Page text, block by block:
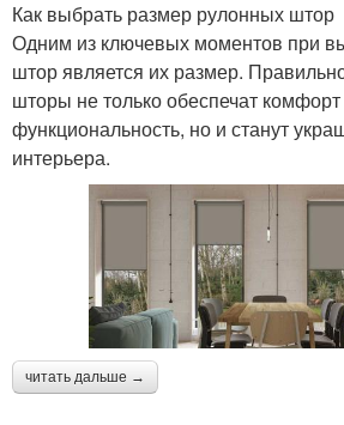
Как выбрать размер рулонных штор
Одним из ключевых моментов при
штор является их размер.
шторы не только обеспечат комфорт
функциональность, но и станут
интерьера.
читать дальше →